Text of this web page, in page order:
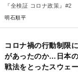
『全検証 コロナ政策』#2
明石順平
コロナ禍の行動制限
があったのか…日本
戦法をとったスウェ